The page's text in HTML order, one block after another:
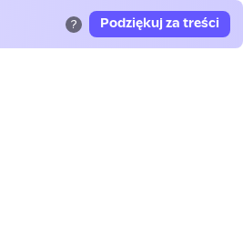
? Podziękuj za treści